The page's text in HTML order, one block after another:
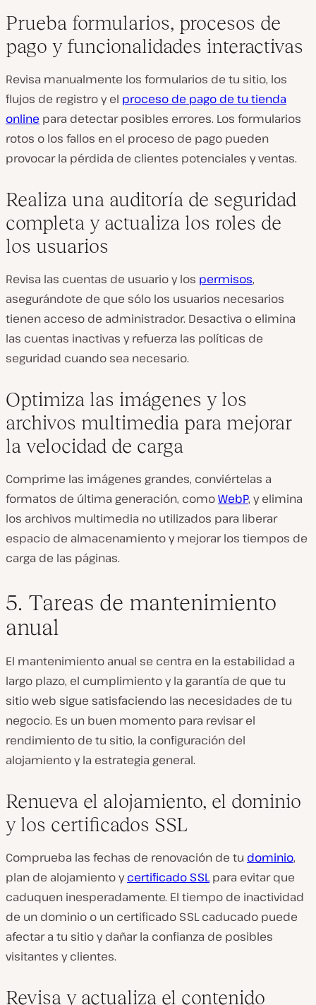
Prueba formularios, procesos de
pago y funcionalidades interactivas
Revisa manualmente los formularios de tu sitio, los
flujos de registro y el proceso de pago de tu tienda
online para detectar posibles errores. Los formularios
rotos o los fallos en el proceso de pago pueden
provocar la pérdida de clientes potenciales y ventas.
Realiza una auditoría de seguridad
completa y actualiza los roles de
los usuarios
Revisa las cuentas de usuario y los permisos,
asegurándote de que sólo los usuarios necesarios
tienen acceso de administrador. Desactiva o elimina
las cuentas inactivas y refuerza las políticas de
seguridad cuando sea necesario.
Optimiza las imágenes y los
archivos multimedia para mejorar
la velocidad de carga
Comprime las imágenes grandes, conviértelas a
formatos de última generación, comoWebP, y elimina
los archivos multimedia no utilizados para liberar
espacio de almacenamiento y mejorar los tiempos de
carga de las páginas.
5. Tareas de mantenimiento
anual
El mantenimiento anual se centra en la estabilidad a
largo plazo, el cumplimiento y la garantía de que tu
sitio web sigue satisfaciendo las necesidades de tu
negocio. Es un buen momento para revisar el
rendimiento de tu sitio, la configuración del
alojamiento y la estrategia general.
Renueva el alojamiento, el dominio
y los certificados SSL
Comprueba las fechas de renovación de tu dominio,
plan de alojamiento ycertificado SSL para evitar que
caduquen inesperadamente. El tiempo de inactividad
de un dominio o un certificado SSL caducado puede
afectar a tu sitio y dañar la confianza de posibles
visitantes y clientes.
Revisa y actualiza el contenido